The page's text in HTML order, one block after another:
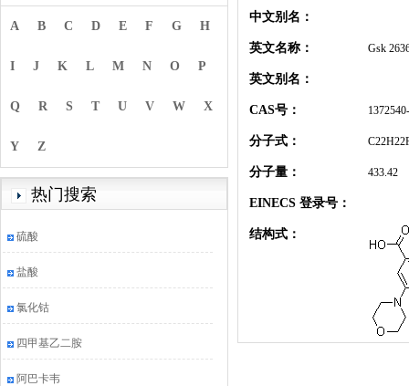
A B C D E F G H
I J K L M N O P
Q R S T U V W X
Y Z
热门搜索
硫酸
盐酸
氯化钴
四甲基乙二胺
阿巴卡韦
中文别名：
英文名称： Gsk
英文别名：
CAS号：
分子式：
分子量： 433.42
EINECS 登录号：
结构式：